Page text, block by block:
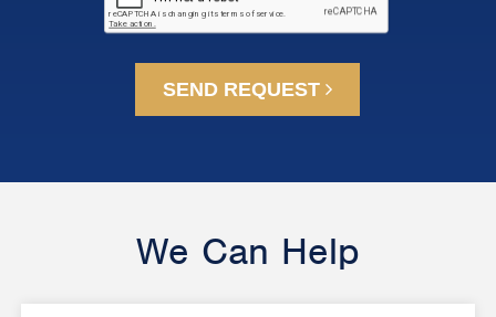
SEND REQUEST
We Can Help